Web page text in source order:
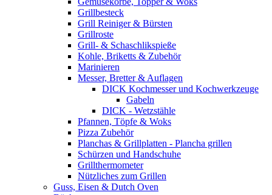
Grillbesteck
Grill Reiniger & Bürsten
Grillroste
Grill- & Schaschlikspieße
Kohle, Briketts & Zubehör
Marinieren
Messer, Bretter & Auflagen
DICK Kochmesser und Kochwerkzeuge
Gabeln
DICK - Wetzstähle
Pfannen, Töpfe & Woks
Pizza Zubehör
Planchas & Grillplatten - Plancha grillen
Schürzen und Handschuhe
Grillthermometer
Nützliches zum Grillen
Guss, Eisen & Dutch Oven